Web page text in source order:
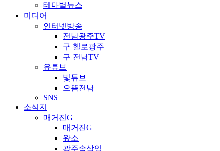
테마별뉴스
미디어
인터넷방송
전남광주TV
구 헬로광주
구 전남TV
유튜브
빛튜브
으뜸전남
SNS
소식지
매거진G
매거진G
왔소
광주속삭임